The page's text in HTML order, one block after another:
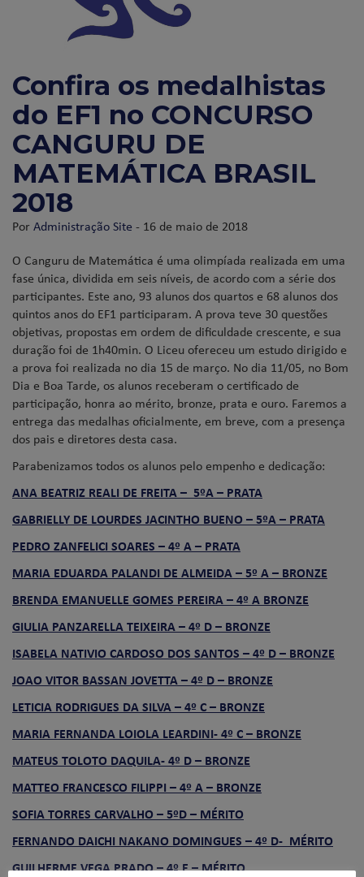
Confira os medalhistas
do EF1 no CONCURSO
CANGURU DE
MATEMÁTICA BRASIL
2018
PorAdministração Site - 16 de maio de 2018
O Canguru de Matemática é uma olimpíada realizada em uma
fase única, dividida em seis níveis, de acordo com a série dos
participantes. Este ano, 93 alunos dos quartos e 68 alunos dos
quintos anos do EF1 participaram. A prova teve 30 questões
objetivas, propostas em ordem de dificuldade crescente, e sua
duração foi de 1h40min. O Liceu ofereceu um estudo dirigido e
a prova foi realizada no dia 15 de março. No dia 11/05, no Bom
Dia e Boa Tarde, os alunos receberam o certificado de
participação, honra ao mérito, bronze, prata e ouro. Faremos a
entrega das medalhas oficialmente, em breve, com a presença
dos pais e diretores desta casa.
Parabenizamos todos os alunos pelo empenho e dedicação:
ANA BEATRIZ REALI DE FREITA – 5ºA – PRATA
GABRIELLY DE LOURDES JACINTHO BUENO – 5ºA – PRATA
PEDRO ZANFELICI SOARES – 4º A – PRATA
MARIA EDUARDA PALANDI DE ALMEIDA – 5º A – BRONZE
BRENDA EMANUELLE GOMES PEREIRA – 4º A BRONZE
GIULIA PANZARELLA TEIXEIRA – 4º D – BRONZE
ISABELA NATIVIO CARDOSO DOS SANTOS – 4º D – BRONZE
JOAO VITOR BASSAN JOVETTA – 4º D – BRONZE
LETICIA RODRIGUES DA SILVA – 4º C – BRONZE
MARIA FERNANDA LOIOLA LEARDINI- 4º C – BRONZE
MATEUS TOLOTO DAQUILA- 4º D – BRONZE
MATTEO FRANCESCO FILIPPI – 4º A – BRONZE
SOFIA TORRES CARVALHO – 5ºD – MÉRITO
FERNANDO DAICHI NAKANO DOMINGUES – 4º D- MÉRITO
GUILHERME VEGA PRADO – 4º E – MÉRITO